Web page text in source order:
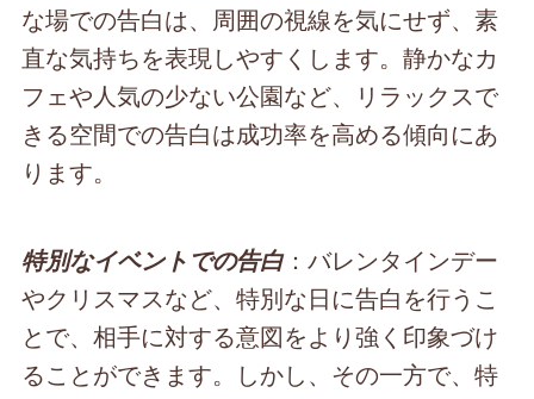
な場での告白は、周囲の視線を気にせず、素
直な気持ちを表現しやすくします。静かなカ
フェや人気の少ない公園など、リラックスで
きる空間での告白は成功率を高める傾向にあ
ります。
特別なイベントでの告白：バレンタインデー
やクリスマスなど、特別な日に告白を行うこ
とで、相手に対する意図をより強く印象づけ
ることができます。しかし、その一方で、特